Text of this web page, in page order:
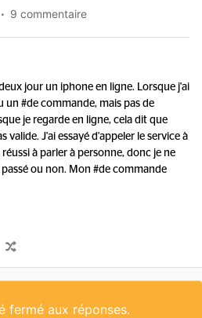
9 commentaire
jour un iphone en ligne. Lorsque j'ai
un #de commande, mais pas de
je regarde en ligne, cela dit que
valide. J'ai essayé d'appeler le service à
réussi à parler à personne, donc je ne
ou non. Mon #de commande
fermé aux réponses.